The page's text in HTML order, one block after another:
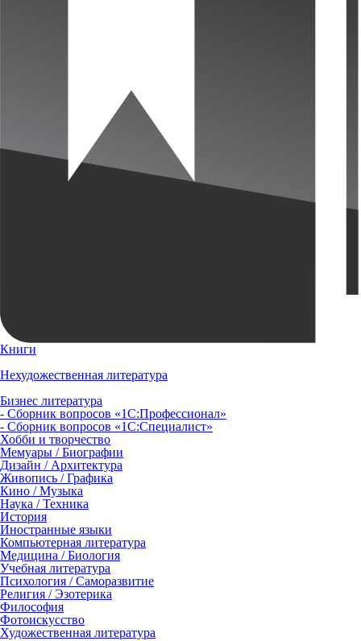
Книги
Нехудожественная литература
Бизнес литература
- Сборник вопросов «1С:Профессионал»
- Сборник вопросов «1С:Специалист»
Хобби и творчество
Мемуары / Биографии
Дизайн / Архитектура
Живопись / Графика
Кино / Музыка
Наука / Техника
История
Иностранные языки
Компьютерная литература
Медицина / Биология
Учебная литература
Психология / Саморазвитие
Религия / Эзотерика
Философия
Фотоискусство
Художественная литература